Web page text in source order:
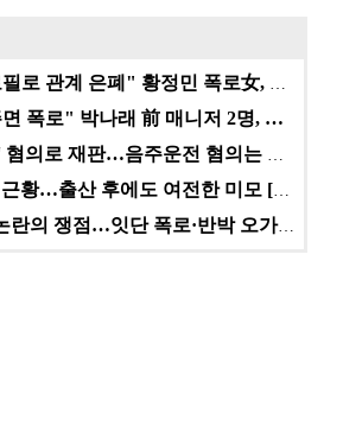
"카톡 멀티 프로필로 관계 은폐" 황정민 폭로女, 문자…
폭로" 박나래 前 매니저 2명, …
이재룡, '술타기' 혐의로 재판…음주운전 혐의는 미적용…
진아름, 득남 후 근황…출산 후에도 여전한 미모 [스타…
황정민 사생활 논란의 쟁점…잇단 폭로·반박 오가는 소모…